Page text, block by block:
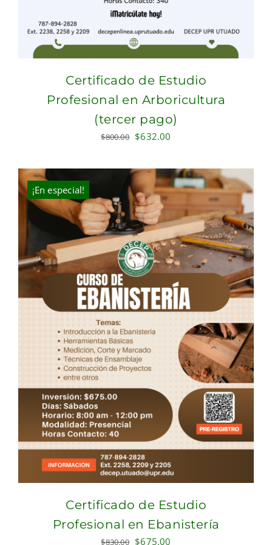
Certificado de Estudio
Profesional en Arboricultura
(tercer pago)
$800.00 Original
was:
$800.00.
$632.00
is:
$632.00.
¡En especial!
Certificado de Estudio
Profesional en Ebanistería
$830.00 Original
$675.00